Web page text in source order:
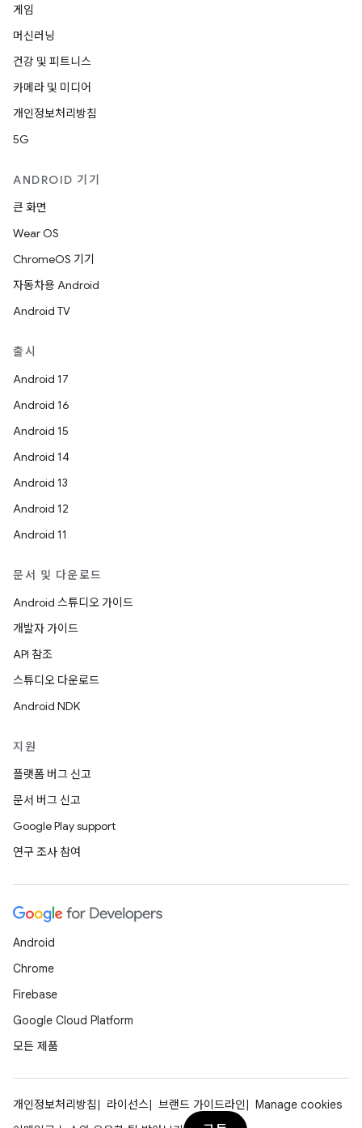
게임
머신러닝
건강 및 피트니스
카메라 및 미디어
개인정보처리방침
5G
ANDROID 기기
큰 화면
Wear OS
ChromeOS 기기
자동차용 Android
Android TV
출시
Android 17
Android 16
Android 15
Android 14
Android 13
Android 12
Android 11
문서 및 다운로드
Android 스튜디오 가이드
개발자 가이드
API 참조
스튜디오 다운로드
Android NDK
지원
플랫폼 버그 신고
문서 버그 신고
Google Play support
연구 조사 참여
Android
Chrome
Firebase
Google Cloud Platform
모든 제품
개인정보처리방침 라이선스 브랜드 가이드라인
Manage cookies